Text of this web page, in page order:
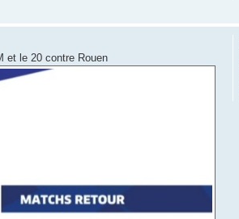
et le 20 contre Rouen